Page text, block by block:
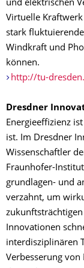
und elektrischen
Virtuelle
stark
Windkraft und
können.
http://tu-
Dresdner
Energieeffizienz
ist. Im Dresdner
Wissenschaftler
Fraunhofer-
grundlagen- und
verzahnt, um
Innovationen
interdisziplinären
Verbesserung